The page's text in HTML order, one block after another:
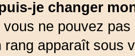
je changer
vous ne pouvez
rang apparaît sous